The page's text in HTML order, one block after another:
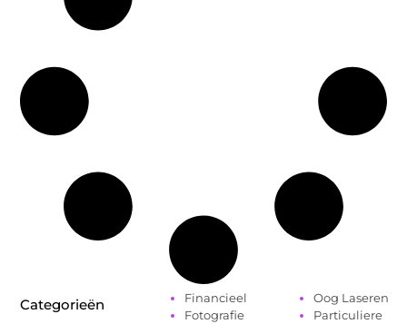
Categorieën
Financieel
Fotografie
Oog Laseren
Particuliere